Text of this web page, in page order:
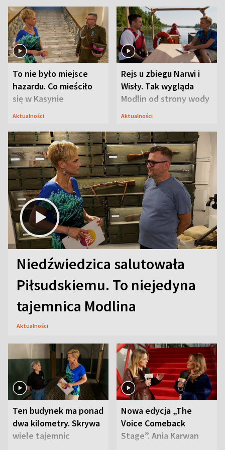
To nie było miejsce
hazardu. Co mieściło
się w Kasynie
Oficerskim?
Aktualności
Rejs u zbiegu Narwi i
Wisły. Tak wygląda
Modlin od strony wody
Aktualności
Niedźwiedzica salutowała
Piłsudskiemu. To niejedyna
tajemnica Modlina
Aktualności
Ten budynek ma ponad
dwa kilometry. Skrywa
wiele tajemnic
Nowa edycja „The
Voice Comeback
Stage”. Ania Karwan